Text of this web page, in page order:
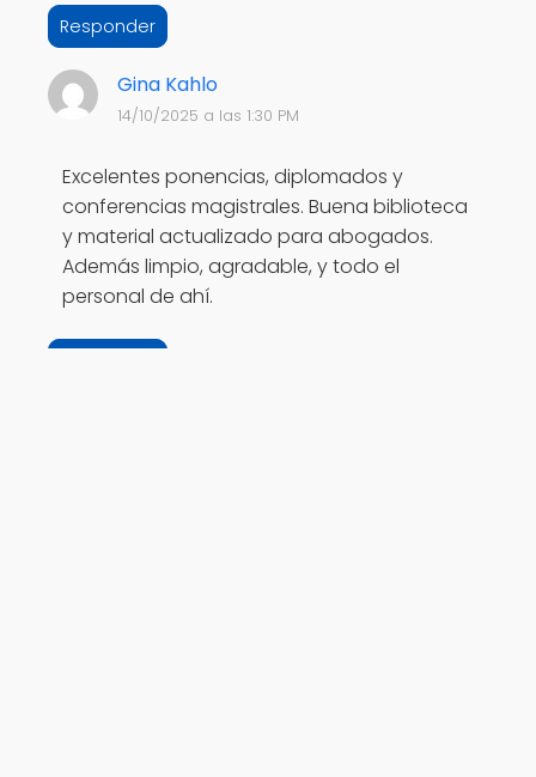
Responder
Gina Kahlo
14/10/2025 a las 1:30 PM
Excelentes ponencias, diplomados y
conferencias magistrales. Buena biblioteca
y material actualizado para abogados.
Además limpio, agradable, y todo el
personal de ahí.